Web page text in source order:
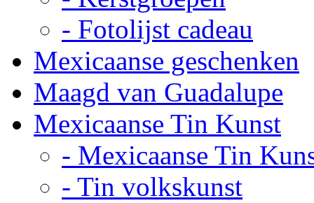
- Fotolijst cadeau
Mexicaanse geschenken
Maagd van Guadalupe
Mexicaanse Tin Kunst
- Mexicaanse Tin
- Tin volkskunst